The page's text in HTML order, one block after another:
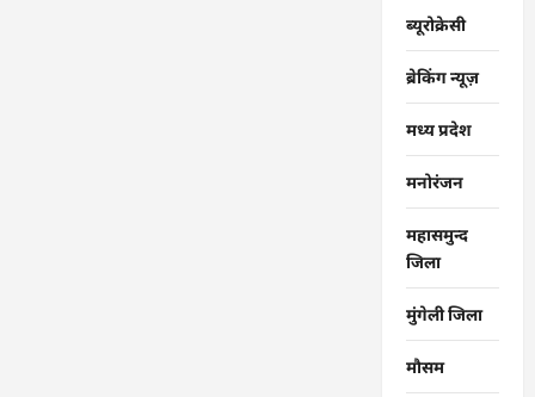
ब्यूरोक्रेसी
ब्रेकिंग न्यूज़
मध्य प्रदेश
मनोरंजन
महासमुन्द
जिला
मुंगेली जिला
मौसम